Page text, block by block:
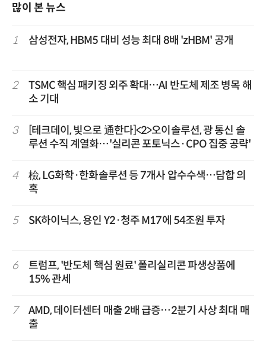
많이 본 뉴스
1 삼성전자, HBM5 대비 성능 최대 8배 'zHBM' 공개
2
TSMC 핵심 패키징 외주 확대…AI 반도체 제조 병목 해
소 기대
3
[테크데이, 빛으로 通한다]<2>오이솔루션, 광 통신 솔
루션 수직 계열화…'실리콘 포토닉스·CPO 집중 공략'
4
檢, LG화학·한화솔루션 등 7개사 압수수색…담합 의
혹
5 SK하이닉스, 용인 Y2·청주 M17에 54조원 투자
6
트럼프, '반도체 핵심 원료' 폴리실리콘 파생상품에
15% 관세
7
AMD, 데이터센터 매출 2배 급증…2분기 사상 최대 매
출